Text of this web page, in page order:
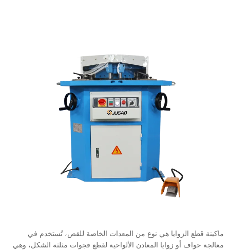
ماكينة قطع الزوايا هي نوع من المعدات الخاصة للقص، تُستخدم في
معالجة حواف أو زوايا المعادن الألواحية لقطع فجوات مثلثة الشكل، وهي